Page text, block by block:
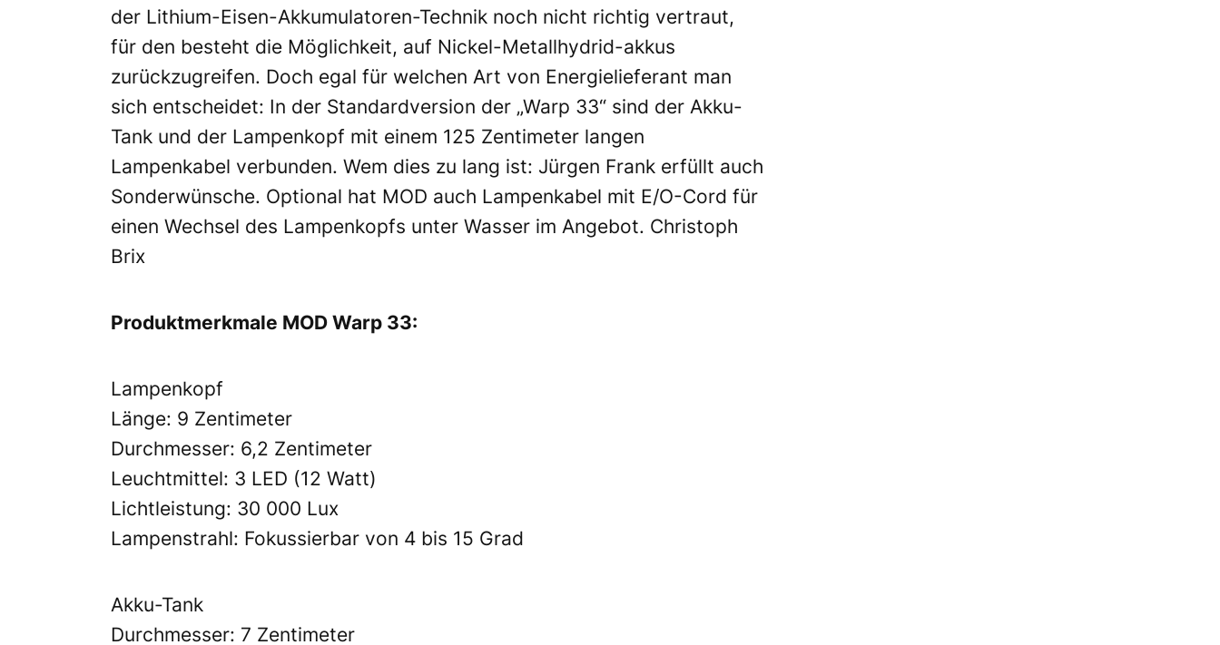
der Lithium-Eisen-Akkumulatoren-Technik noch nicht richtig vertraut,
für den besteht die Möglichkeit, auf Nickel-Metallhydrid-akkus
zurückzugreifen. Doch egal für welchen Art von Energielieferant man
sich entscheidet: In der Standardversion der „Warp 33“ sind der Akku-
Tank und der Lampenkopf mit einem 125 Zentimeter langen
Lampenkabel verbunden. Wem dies zu lang ist: Jürgen Frank erfüllt auch
Sonderwünsche. Optional hat MOD auch Lampenkabel mit E/O-Cord für
einen Wechsel des Lampenkopfs unter Wasser im Angebot. Christoph
Brix
Produktmerkmale MOD Warp 33:
Lampenkopf
Länge: 9 Zentimeter
Durchmesser: 6,2 Zentimeter
Leuchtmittel: 3 LED (12 Watt)
Lichtleistung: 30 000 Lux
Lampenstrahl: Fokussierbar von 4 bis 15 Grad
Akku-Tank
Durchmesser: 7 Zentimeter